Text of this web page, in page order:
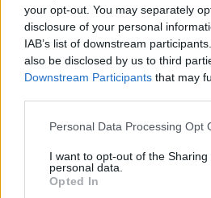
your opt-out. You may separately
disclosure of your personal
IAB’s list of downstream
also be disclosed by us to third
Downstream Participants that may
Please note that this website/app
not limited to your visit or usage
grant or deny consent to Google
use your data for below specified
Personal Data Processing Opt
I want to opt-out of the Sharing
personal data.
Opted In
Címkék:utazás történelem berlin
Ajánlott bejegyzések: